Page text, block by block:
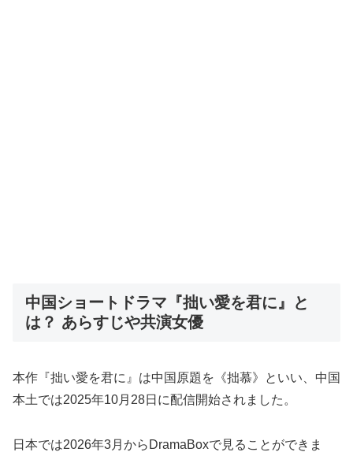
中国ショートドラマ『拙い愛を君に』と
は？ あらすじや共演女優
本作『拙い愛を君に』は中国原題を《拙慕》といい、中国
本土では2025年10月28日に配信開始されました。
日本では2026年3月からDramaBoxで見ることができま